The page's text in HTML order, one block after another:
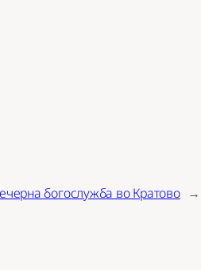
богослужба во Кратово →